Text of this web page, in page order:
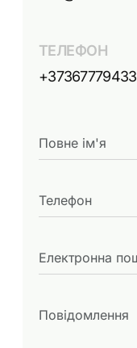
ТЕЛЕФОН
+37367779433